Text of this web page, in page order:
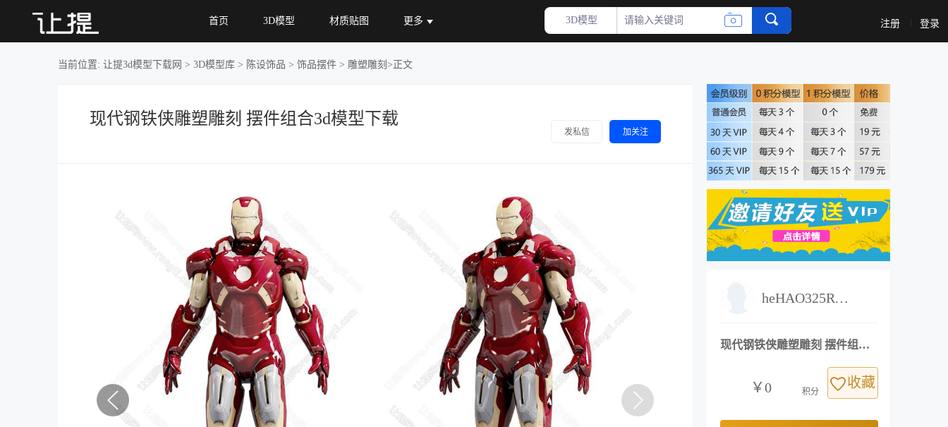
首页 3D模型 材质贴图 更多 3D模型 注册 登录
现代钢铁侠雕塑雕刻 摆 评论
当前位置: 让提3d模型下载网 > 3D模型库 > 陈设饰品 > 饰品摆件 > 雕塑雕刻 >正文
现代钢铁侠雕塑雕刻 摆件组合3d模型下载
发私信 加关注
heHAO325RWE
现代钢铁侠雕塑雕刻 摆件组合3d模型
￥0 积分
收藏